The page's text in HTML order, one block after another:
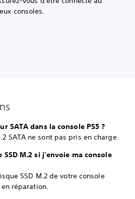
consoles.
SATA dans la console PS5 ?
SATA ne sont pas pris en charge.
M.2 si j'envoie ma console
SSD M.2 de votre console
réparation.